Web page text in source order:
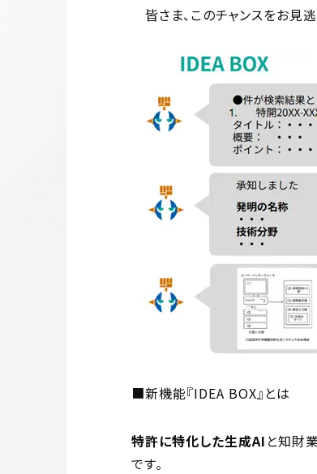
皆さま、このチャンスをお見逃
■新機能『IDEA BOX』とは
特許に特化した生成AI と知財
です。